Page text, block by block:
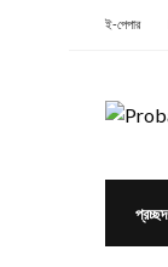
ই-পেপার
প্রচ্ছদ